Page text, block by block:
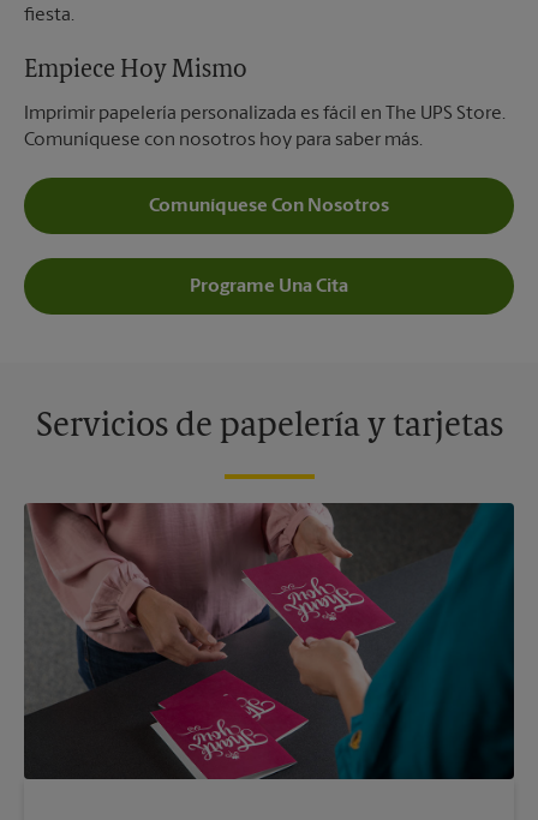
fiesta.
Empiece Hoy Mismo
Imprimir papelería personalizada es fácil en The UPS Store.
Comuníquese con nosotros hoy para saber más.
Comuníquese Con Nosotros
Programe Una Cita
Servicios de papelería y tarjetas